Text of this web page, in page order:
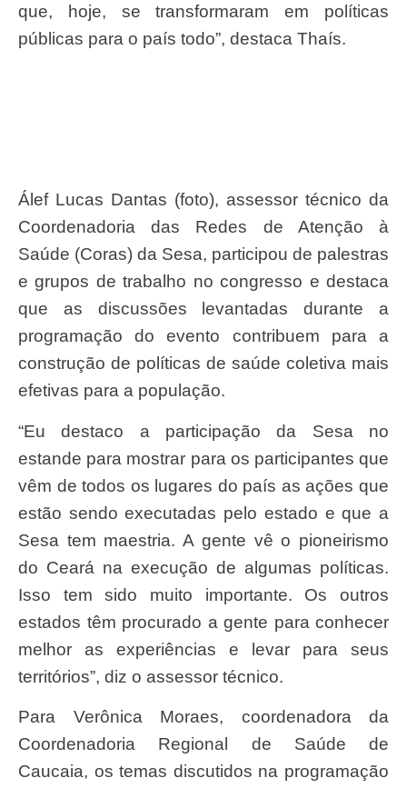
que, hoje, se transformaram em políticas
públicas para o país todo”, destaca Thaís.
Álef Lucas Dantas (foto), assessor técnico da
Coordenadoria das Redes de Atenção à
Saúde (Coras) da Sesa, participou de palestras
e grupos de trabalho no congresso e destaca
que as discussões levantadas durante a
programação do evento contribuem para a
construção de políticas de saúde coletiva mais
efetivas para a população.
“Eu destaco a participação da Sesa no
estande para mostrar para os participantes que
vêm de todos os lugares do país as ações que
estão sendo executadas pelo estado e que a
Sesa tem maestria. A gente vê o pioneirismo
do Ceará na execução de algumas políticas.
Isso tem sido muito importante. Os outros
estados têm procurado a gente para conhecer
melhor as experiências e levar para seus
territórios”, diz o assessor técnico.
Para Verônica Moraes, coordenadora da
Coordenadoria Regional de Saúde de
Caucaia, os temas discutidos na programação